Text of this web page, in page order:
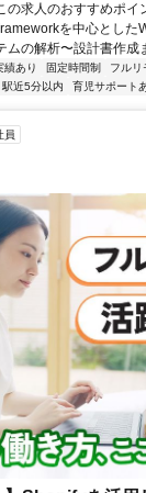
の求人のおすすめポ
を中心とした
の解析〜設計書作成
績あり 固定時間制 フルリ
駅近5分以内 育児サポート
員